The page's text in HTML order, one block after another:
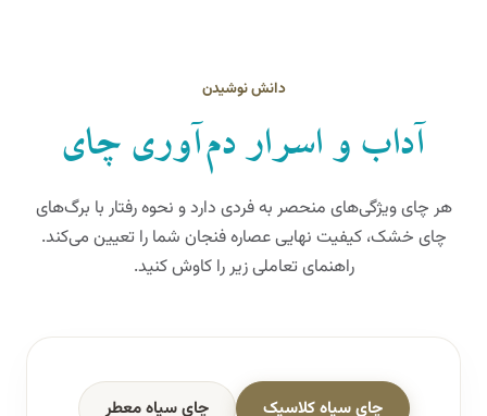
دانش نوشیدن
آداب و اسرار دم‌آوری چای
هر چای ویژگی‌های منحصر به فردی دارد و نحوه رفتار با برگ‌های
چای خشک، کیفیت نهایی عصاره فنجان شما را تعیین می‌کند.
راهنمای تعاملی زیر را کاوش کنید.
چای سیاه کلاسیک چای سیاه معطر